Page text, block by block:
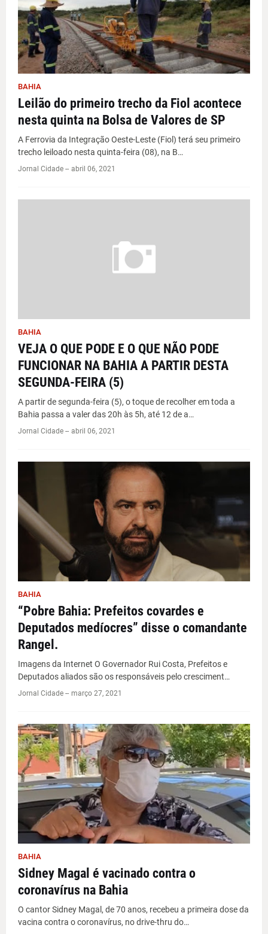
BAHIA
Leilão do primeiro trecho da Fiol acontece
nesta quinta na Bolsa de Valores de SP
A Ferrovia da Integração Oeste-Leste (Fiol) terá seu primeiro
trecho leiloado nesta quinta-feira (08), na B…
Jornal Cidade -- abril 06, 2021
BAHIA
VEJA O QUE PODE E O QUE NÃO PODE
FUNCIONAR NA BAHIA A PARTIR DESTA
SEGUNDA-FEIRA (5)
A partir de segunda-feira (5), o toque de recolher em toda a
Bahia passa a valer das 20h às 5h, até 12 de a…
Jornal Cidade -- abril 06, 2021
BAHIA
“Pobre Bahia: Prefeitos covardes e
Deputados medíocres” disse o comandante
Rangel.
Imagens da Internet O Governador Rui Costa, Prefeitos e
Deputados aliados são os responsáveis pelo cresciment…
Jornal Cidade -- março 27, 2021
BAHIA
Sidney Magal é vacinado contra o
coronavírus na Bahia
O cantor Sidney Magal, de 70 anos, recebeu a primeira dose da
vacina contra o coronavírus, no drive-thru do…